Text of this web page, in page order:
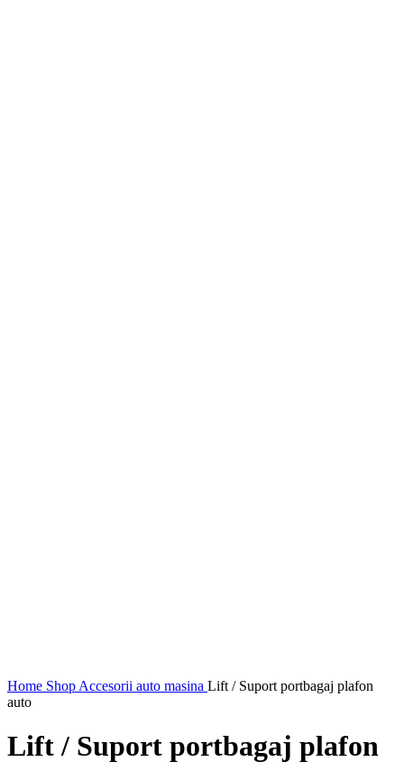
Home Shop Accesorii auto masina Lift / Suport portbagaj plafon
auto
Lift / Suport portbagaj plafon